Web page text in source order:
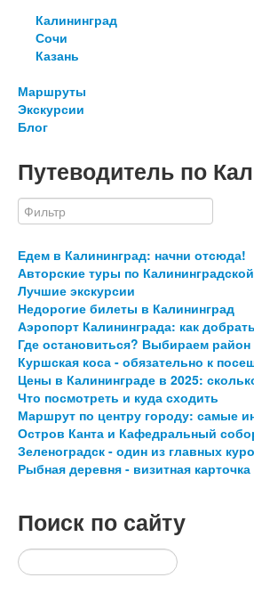
Калининград
Сочи
Казань
Маршруты
Экскурсии
Блог
Путеводитель по
Едем в Калининград: начни отсюда!
Авторские туры по
Лучшие экскурсии
Недорогие билеты в Калининград
Аэропорт Калининграда: как
Где остановиться? Выбираем
Куршская коса - обязательно к
Цены в Калининграде в 2025:
Что посмотреть и куда сходить
Маршрут по центру городу: самые
Остров Канта и Кафедральный
Зеленоградск - один из главных
Рыбная деревня - визитная
Поиск по сайту